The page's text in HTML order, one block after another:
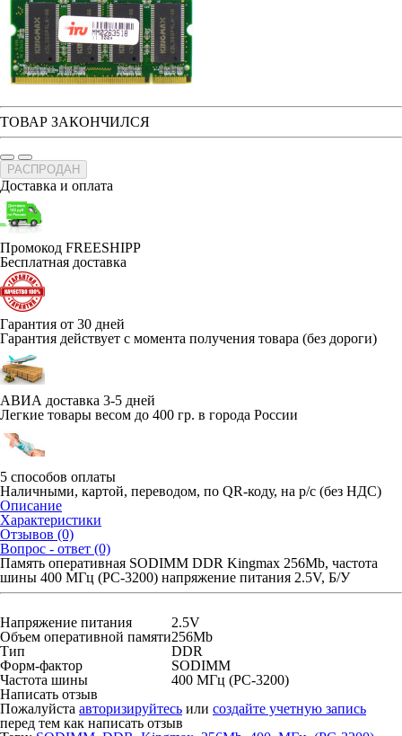
ТОВАР ЗАКОНЧИЛСЯ
РАСПРОДАН
Доставка и оплата
Промокод FREESHIPP
Бесплатная доставка
Гарантия от 30 дней
Гарантия действует с момента получения товара (без дороги)
АВИА доставка 3-5 дней
Легкие товары весом до 400 гр. в города России
5 способов оплаты
Наличными, картой, переводом, по QR-коду, на р/с (без НДС)
Описание
Характеристики
Отзывов (0)
Вопрос - ответ (0)
Память оперативная SODIMM DDR Kingmax 256Mb, частота
шины 400 МГц (PC-3200) напряжение питания 2.5V, Б/У
Напряжение питания
2.5V
Объем оперативной памяти256Mb
Тип
DDR
Форм-фактор
SODIMM
Частота шины
400 МГц (PC-3200)
Написать отзыв
Пожалуйста авторизируйтесь или создайте учетную запись
перед тем как написать отзыв